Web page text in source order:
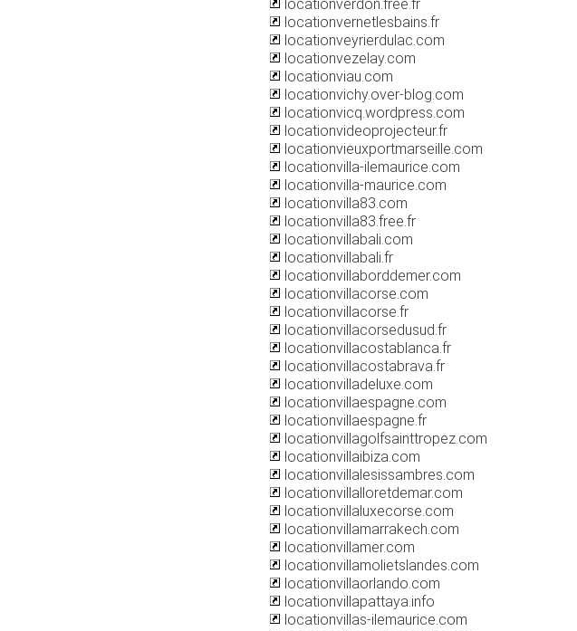
locationverdon.free.fr
locationvernetlesbains.fr
locationveyrierdulac.com
locationvezelay.com
locationviau.com
locationvichy.over-blog.com
locationvicq.wordpress.com
locationvideoprojecteur.fr
locationvieuxportmarseille.com
locationvilla-ilemaurice.com
locationvilla-maurice.com
locationvilla83.com
locationvilla83.free.fr
locationvillabali.com
locationvillabali.fr
locationvillaborddemer.com
locationvillacorse.com
locationvillacorse.fr
locationvillacorsedusud.fr
locationvillacostablanca.fr
locationvillacostabrava.fr
locationvilladeluxe.com
locationvillaespagne.com
locationvillaespagne.fr
locationvillagolfsainttropez.com
locationvillaibiza.com
locationvillalesissambres.com
locationvillalloretdemar.com
locationvillaluxecorse.com
locationvillamarrakech.com
locationvillamer.com
locationvillamolietslandes.com
locationvillaorlando.com
locationvillapattaya.info
locationvillas-ilemaurice.com